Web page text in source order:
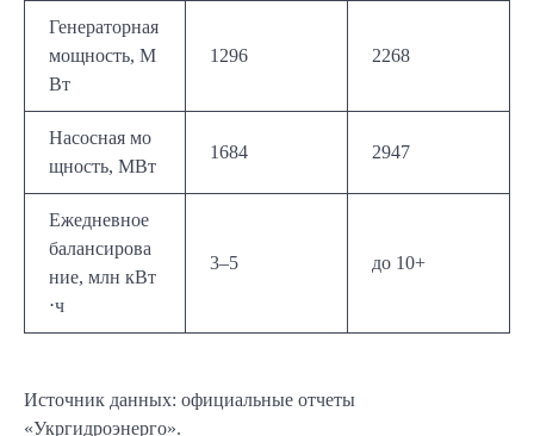
Генераторная
мощность, М
Вт
1296 2268
Насосная мо
щность, МВт
1684 2947
Ежедневное
балансирова
ние, млн кВт
⋅ч
3–5 до 10+
Источник данных: официальные отчеты
«Укргидроэнерго».